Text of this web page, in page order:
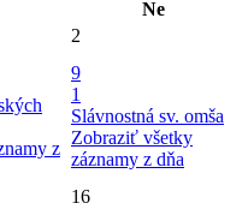
Ne
2
z
9
1
Slávnostná sv. omša
Zobraziť všetky
záznamy z dňa
16